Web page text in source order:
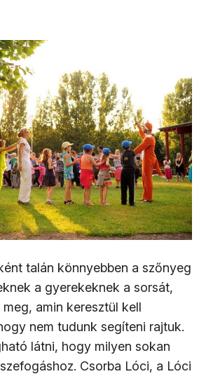
talán könnyebben a szőnyeg
a gyerekeknek a sorsát,
amin keresztül kell
nem tudunk segíteni rajtuk.
látni, hogy milyen sokan
Csorba Lóci, a Lóci